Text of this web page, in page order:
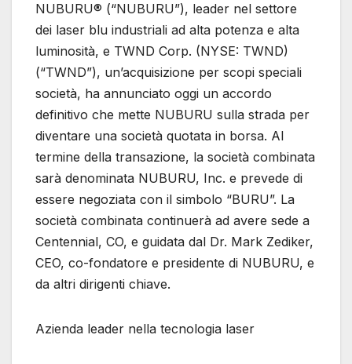
NUBURU® (“NUBURU”), leader nel settore
dei laser blu industriali ad alta potenza e alta
luminosità, e TWND Corp. (NYSE: TWND)
(“TWND”), un’acquisizione per scopi speciali
società, ha annunciato oggi un accordo
definitivo che mette NUBURU sulla strada per
diventare una società quotata in borsa. Al
termine della transazione, la società combinata
sarà denominata NUBURU, Inc. e prevede di
essere negoziata con il simbolo “BURU”. La
società combinata continuerà ad avere sede a
Centennial, CO, e guidata dal Dr. Mark Zediker,
CEO, co-fondatore e presidente di NUBURU, e
da altri dirigenti chiave.
Azienda leader nella tecnologia laser